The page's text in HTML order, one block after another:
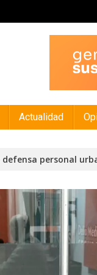
Actualidad
defensa personal